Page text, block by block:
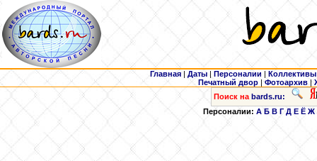
Главная | Даты | Персоналии | Коллективы
Печатный двор |Фотоархив |
Поиск на bards.ru:
Персоналии: А Б В Г Д Е Ё Ж